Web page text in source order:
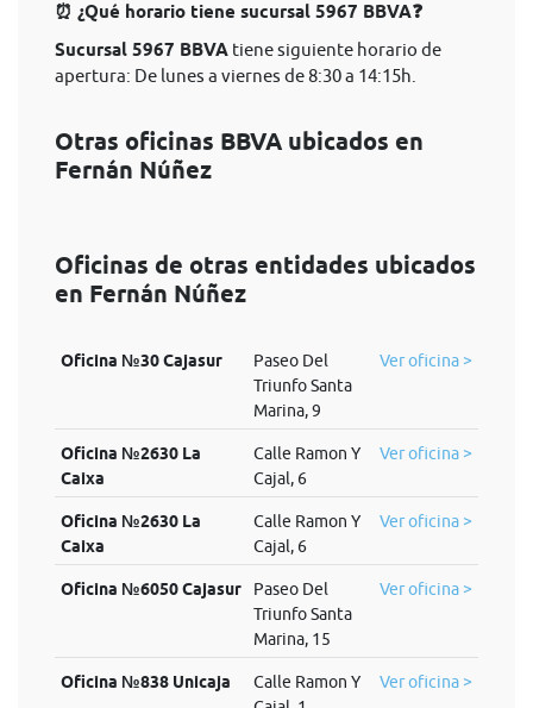
⏰ ¿Qué horario tiene sucursal 5967 BBVA❓
Sucursal 5967 BBVA tiene siguiente horario de
apertura: De lunes a viernes de 8:30 a 14:15h.
Otras oficinas BBVA ubicados en
Fernán Núñez
Oficinas de otras entidades ubicados
en Fernán Núñez
Oficina №30 Cajasur
Paseo Del
Triunfo Santa
Marina, 9
Ver oficina >
Oficina №2630 La
Caixa
Calle Ramon Y
Cajal, 6
Ver oficina >
Oficina №2630 La
Caixa
Calle Ramon Y
Cajal, 6
Ver oficina >
Oficina №6050 Cajasur
Paseo Del
Triunfo Santa
Marina, 15
Ver oficina >
Oficina №838 Unicaja
Calle Ramon Y
Ver oficina >